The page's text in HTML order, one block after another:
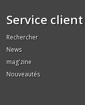
Service client
Rechercher
News
mag'zine
Nouveautés